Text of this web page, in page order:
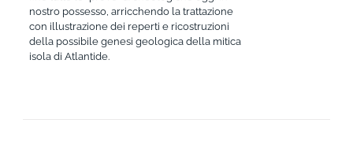
nostro possesso, arricchendo la trattazione
con illustrazione dei reperti e ricostruzioni
della possibile genesi geologica della mitica
isola di Atlantide.